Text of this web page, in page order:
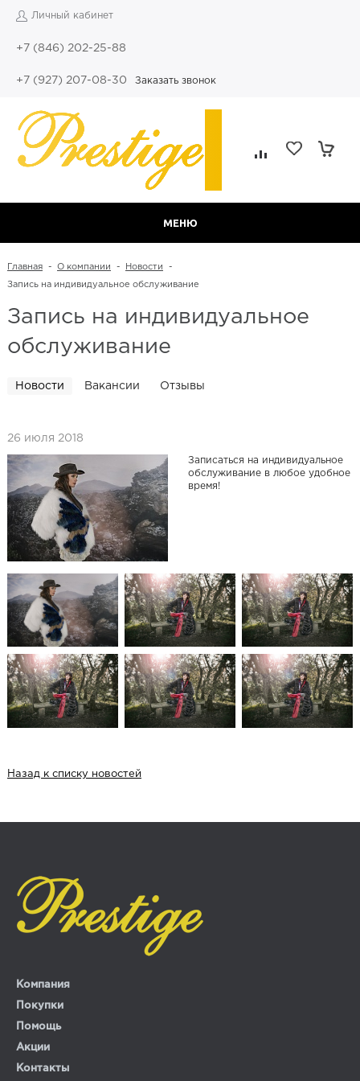
Личный кабинет
+7 (846) 202-25-88
+7 (927) 207-08-30 Заказать звонок
МЕНЮ
Главная - О компании - Новости -
Запись на индивидуальное обслуживание
Запись на индивидуальное
обслуживание
Новости Вакансии Отзывы
26 июля 2018
Записаться на индивидуальное
обслуживание в любое удобное
время!
Назад к списку новостей
Компания
Покупки
Помощь
Акции
Контакты